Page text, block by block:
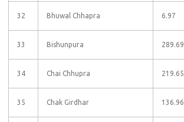
32 Bhuwal Chhapra 6.97
33 Bishunpura 289.69
34 Chai Chhupra 219.65
35 Chak Girdhar 136.96